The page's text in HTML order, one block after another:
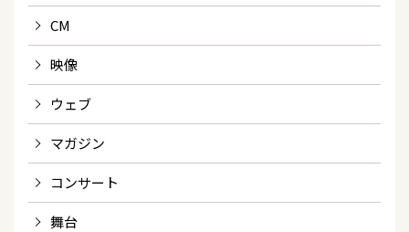
CM
映像
ウェブ
マガジン
コンサート
舞台